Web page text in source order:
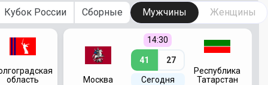
Кубок России Сборные Мужчины Женщины
область
Москва
14:30
41 27
Сегодня
Республика
Татарстан